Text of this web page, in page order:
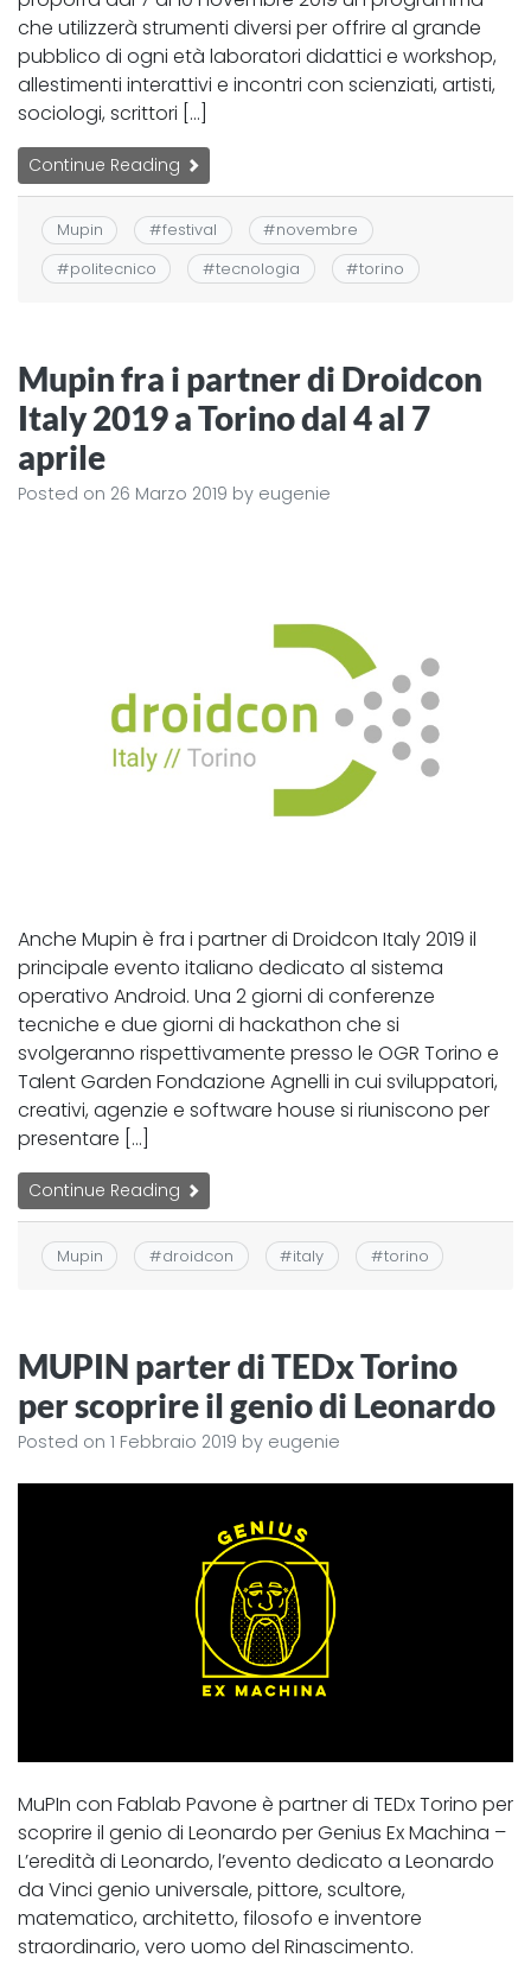
che utilizzerà strumenti diversi per offrire al grande
pubblico di ogni età laboratori didattici e workshop,
allestimenti interattivi e incontri con scienziati, artisti,
sociologi, scrittori […]
Continue Reading
Mupin #festival #novembre
#politecnico #tecnologia #torino
Mupin fra i partner di Droidcon
Italy 2019 a Torino dal 4 al 7
aprile
Posted on 26 Marzo 2019 by eugenie
Anche Mupin è fra i partner di Droidcon Italy 2019 il
principale evento italiano dedicato al sistema
operativo Android. Una 2 giorni di conferenze
tecniche e due giorni di hackathon che si
svolgeranno rispettivamente presso le OGR Torino e
Talent Garden Fondazione Agnelli in cui sviluppatori,
creativi, agenzie e software house si riuniscono per
presentare […]
Continue Reading
Mupin #droidcon #italy #torino
MUPIN parter di TEDx Torino
per scoprire il genio di Leonardo
Posted on 1 Febbraio 2019 by eugenie
MuPIn con Fablab Pavone è partner di TEDx Torino per
scoprire il genio di Leonardo per Genius Ex Machina –
L’eredità di Leonardo, l’evento dedicato a Leonardo
da Vinci genio universale, pittore, scultore,
matematico, architetto, filosofo e inventore
straordinario, vero uomo del Rinascimento.